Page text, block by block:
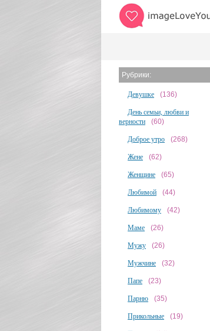
Рубрики:
Девушке (136)
День семьи, любви и
верности
(60)
Доброе утро (268)
Жене (62)
Женщине (65)
Любимой (44)
Любимому (42)
Маме (26)
Мужу (26)
Мужчине (32)
Папе (23)
Парню (35)
Прикольные (19)